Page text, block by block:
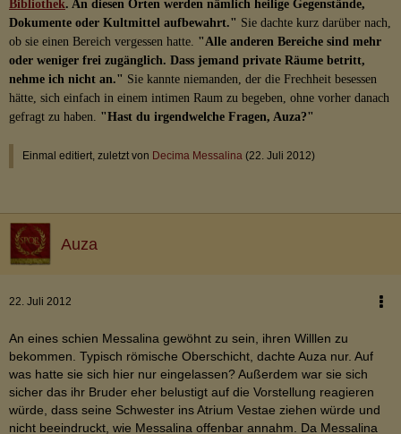
Bibliothek. An diesen Orten werden nämlich heilige Gegenstände,
Dokumente oder Kultmittel aufbewahrt." Sie dachte kurz darüber nach,
ob sie einen Bereich vergessen hatte. "Alle anderen Bereiche sind mehr
oder weniger frei zugänglich. Dass jemand private Räume betritt,
nehme ich nicht an." Sie kannte niemanden, der die Frechheit besessen
hätte, sich einfach in einem intimen Raum zu begeben, ohne vorher danach
gefragt zu haben. "Hast du irgendwelche Fragen, Auza?"
Einmal editiert, zuletzt von Decima Messalina (22. Juli 2012)
Auza
22. Juli 2012
An eines schien Messalina gewöhnt zu sein, ihren Willlen zu
bekommen. Typisch römische Oberschicht, dachte Auza nur. Auf
was hatte sie sich hier nur eingelassen? Außerdem war sie sich
sicher das ihr Bruder eher belustigt auf die Vorstellung reagieren
würde, dass seine Schwester ins Atrium Vestae ziehen würde und
nicht beeindruckt, wie Messalina offenbar annahm. Da Messalina